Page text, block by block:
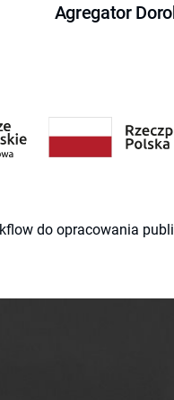
Agregator
do opracowania